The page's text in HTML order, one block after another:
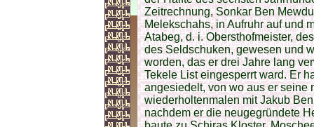
Zeitrechnung, Sonkar Ben
Melekschahs, in Aufruhr auf und
Atabeg, d. i. Obersthofmeister,
des Seldschuken, gewesen und
worden, das er drei Jahre lang
Tekele List eingesperrt ward. Er
angesiedelt, von wo aus er seine
wiederholtenmalen mit Jakub
nachdem er die neugegründete